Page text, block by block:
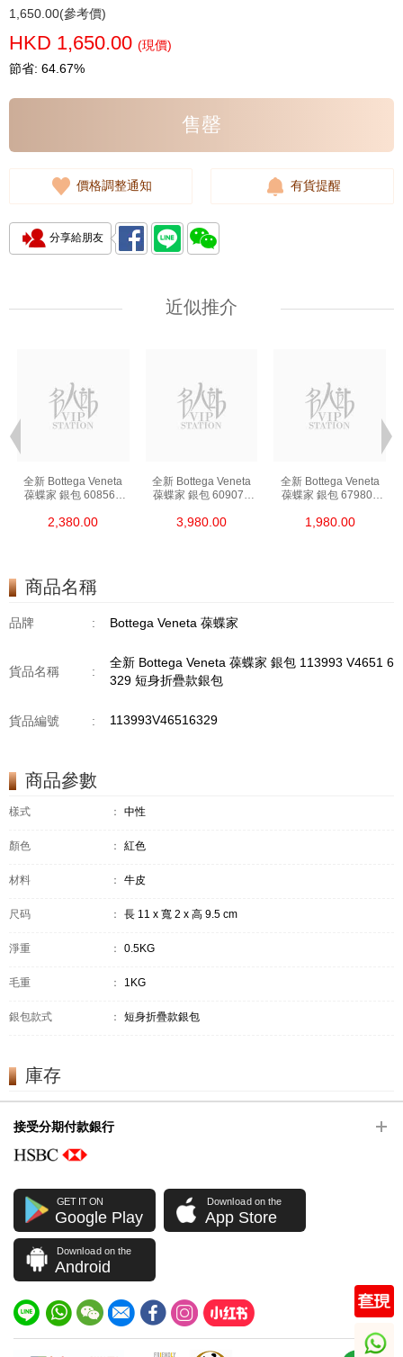
1,650.00(參考價)
HKD 1,650.00 (現價)
節省: 64.67%
售罄
價格調整通知 有貨提醒
分享給朋友
近似推介
全新 Bottega Veneta
葆蝶家 銀包 608563
2,380.00
全新 Bottega Veneta
葆蝶家 銀包 609070
長身啪鈕款銀包
3,980.00
全新 Bottega Veneta
葆蝶家 銀包 679802
1,980.00
商品名稱
品牌 : Bottega Veneta 葆蝶家
貨品名稱 :
全新 Bottega Veneta 葆蝶家 銀包 113993 V4651 6
329 短身折疊款銀包
貨品編號 : 113993V46516329
商品參數
樣式 ： 中性
顏色 ： 紅色
材料 ： 牛皮
尺码 ： 長 11 x 寬 2 x 高 9.5 cm
淨重 ： 0.5KG
毛重 ： 1KG
銀包款式 ： 短身折疊款銀包
庫存
接受分期付款銀行
GET IT ON
Google Play
Download on the
App Store
Download on the
Android